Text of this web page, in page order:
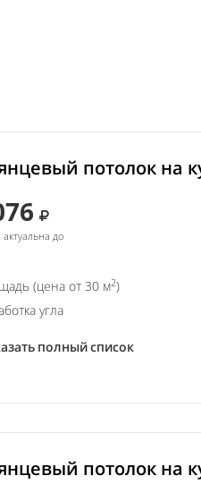
потолок на
до
(цена от 30 м2)
угла
полный список
потолок на